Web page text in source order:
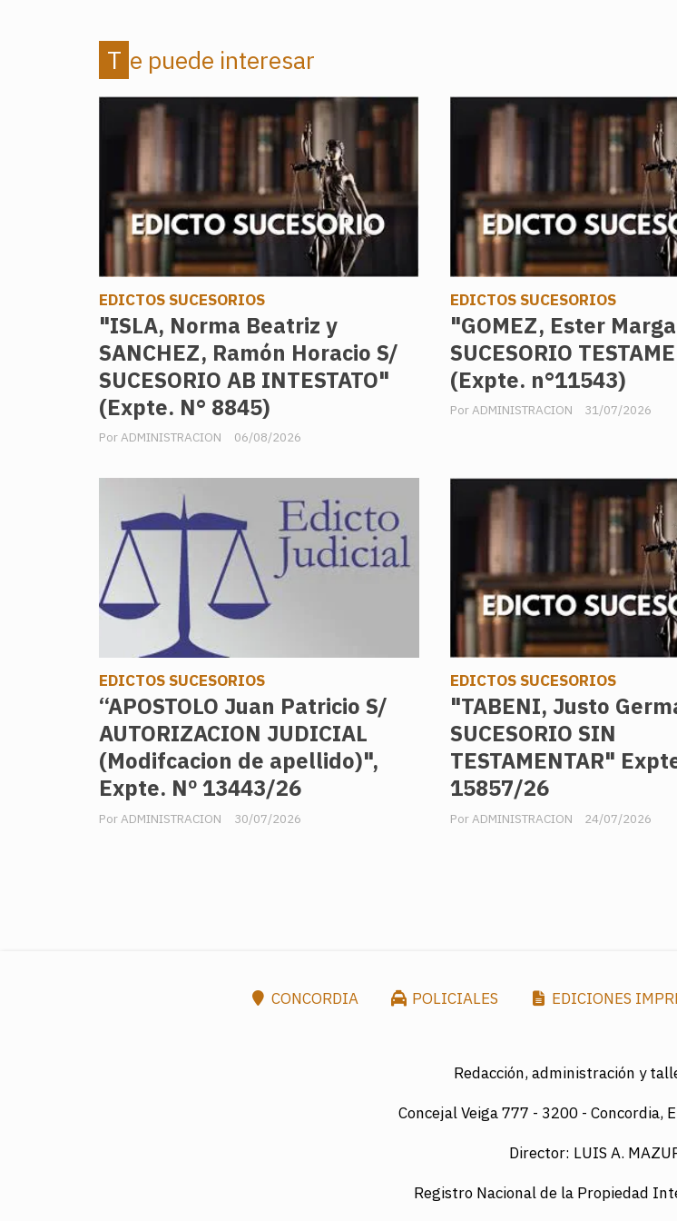
Te puede interesar
"ISLA, Norma Beatriz y
SANCHEZ, Ramón Horacio S/
SUCESORIO AB INTESTATO"
(Expte. N° 8845)
ADMINISTRACION
EDICTOS SUCESORIOS
06/08/2026
"GOMEZ, Ester
SUCESORIO
(Expte. n°11543)
ADMINISTRACION
EDICTOS SUCESORIOS
31/07/2026
“APOSTOLO Juan Patricio S/
AUTORIZACION JUDICIAL
(Modifcacion de apellido)",
Expte. Nº 13443/26
ADMINISTRACION
EDICTOS SUCESORIOS
30/07/2026
"TABENI, Justo
SUCESORIO SIN
TESTAMENTAR"
15857/26
ADMINISTRACION
EDICTOS SUCESORIOS
24/07/2026
CONCORDIA POLICIALES EDICIONES
Redacción, administración y
Concejal Veiga 777 - 3200 - Concordia,
Director: LUIS A.
Registro Nacional de la Propiedad